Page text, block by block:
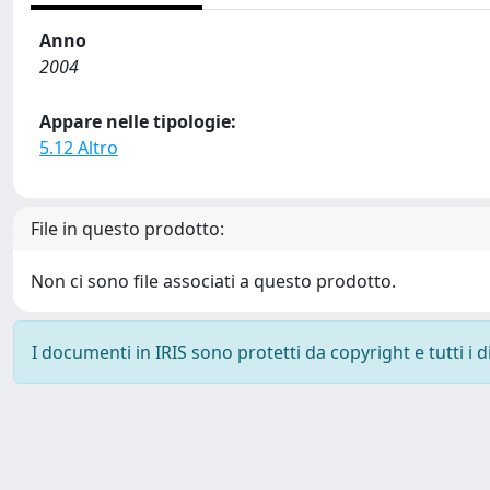
Anno
2004
Appare nelle tipologie:
5.12 Altro
File in questo prodotto:
Non ci sono file associati a questo prodotto.
I documenti in IRIS sono protetti da copyright e tutti i